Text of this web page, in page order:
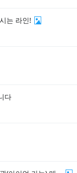
는 라인!
다